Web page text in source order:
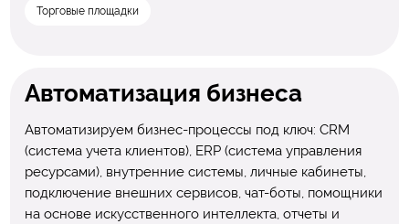
Торговые площадки
Автоматизация бизнеса
Автоматизируем бизнес-процессы под ключ: CRM
(система учета клиентов), ERP (система управления
ресурсами), внутренние системы, личные кабинеты,
подключение внешних сервисов, чат-боты, помощники
на основе искусственного интеллекта, отчеты и